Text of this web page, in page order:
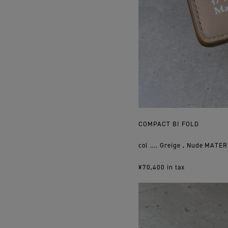
COMPACT BI FOLD
col …. Greige , Nude
¥70,400 in tax